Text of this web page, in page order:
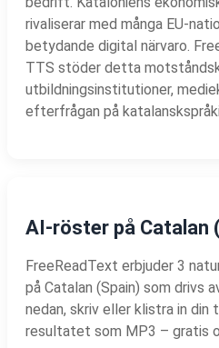
rivaliserar med många EU-
betydande digital närvaro.
TTS stöder detta
utbildningsinstitutioner,
efterfrågan på
AI-röster på Catalan
FreeReadText erbjuder 3
på Catalan (Spain) som drivs
nedan, skriv eller klistra in din
resultatet som MP3 – gratis